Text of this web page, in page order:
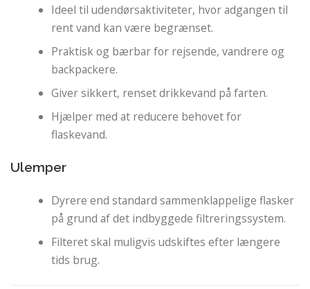
Ideel til udendørsaktiviteter, hvor adgangen til
rent vand kan være begrænset.
Praktisk og bærbar for rejsende, vandrere og
backpackere.
Giver sikkert, renset drikkevand på farten.
Hjælper med at reducere behovet for
flaskevand.
Ulemper
Dyrere end standard sammenklappelige flasker
på grund af det indbyggede filtreringssystem.
Filteret skal muligvis udskiftes efter længere
tids brug.